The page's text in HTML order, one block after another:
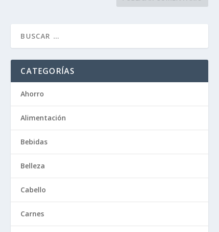
CATEGORÍAS
Ahorro
Alimentación
Bebidas
Belleza
Cabello
Carnes